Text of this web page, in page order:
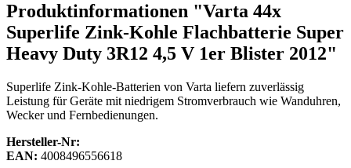
Produktinformationen "Varta 44x
Superlife Zink-Kohle Flachbatterie Super
Heavy Duty 3R12 4,5 V 1er Blister 2012"
Superlife Zink-Kohle-Batterien von Varta liefern zuverlässig
Leistung für Geräte mit niedrigem Stromverbrauch wie Wanduhren,
Wecker und Fernbedienungen.
Hersteller-Nr:
EAN: 4008496556618